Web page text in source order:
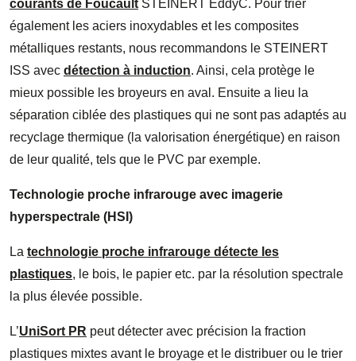
courants de Foucault STEINERT EddyC. Pour trier
également les aciers inoxydables et les composites
métalliques restants, nous recommandons le STEINERT
ISS avec détection à induction. Ainsi, cela protège le
mieux possible les broyeurs en aval. Ensuite a lieu la
séparation ciblée des plastiques qui ne sont pas adaptés au
recyclage thermique (la valorisation énergétique) en raison
de leur qualité, tels que le PVC par exemple.
Technologie proche infrarouge avec imagerie
hyperspectrale (HSI)
La technologie proche infrarouge détecte les
plastiques, le bois, le papier etc. par la résolution spectrale
la plus élevée possible.
L’UniSort PR peut détecter avec précision la fraction
plastiques mixtes avant le broyage et le distribuer ou le trier